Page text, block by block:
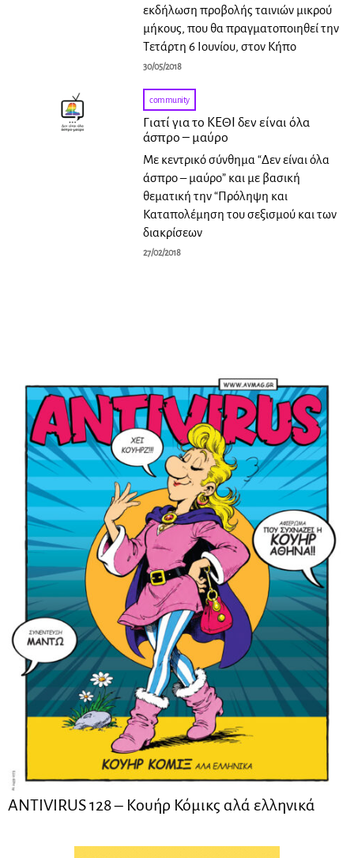
εκδήλωση προβολής ταινιών μικρού
μήκους, που θα πραγματοποιηθεί την
Τετάρτη 6 Ιουνίου, στον Κήπο
30/05/2018
community
Γιατί για το ΚΕΘΙ δεν είναι όλα
άσπρο – μαύρο
Με κεντρικό σύνθημα “Δεν είναι όλα
άσπρο – μαύρο” και με βασική
θεματική την “Πρόληψη και
Καταπολέμηση του σεξισμού και των
διακρίσεων
27/02/2018
ANTIVIRUS 128 – Kουήρ Κόμικς αλά ελληνικά